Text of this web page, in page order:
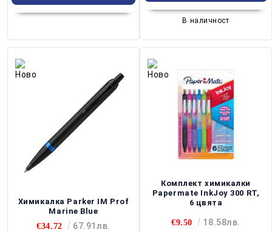
В наличност
Химикалка Parker IM Prof
Marine Blue
€34.72
67.91лв.
Комплект химикалки
Papermate InkJoy 300 RT,
6 цвята
€9.50 18.58лв.